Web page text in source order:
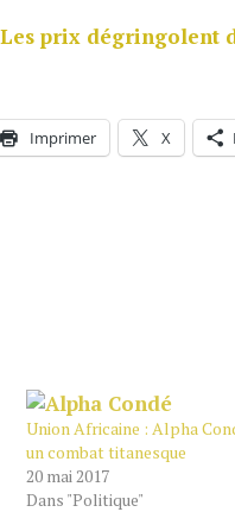
prix dégringolent
Imprimer X
Union Africaine : Alpha
un combat titanesque
20 mai 2017
Dans "Politique"